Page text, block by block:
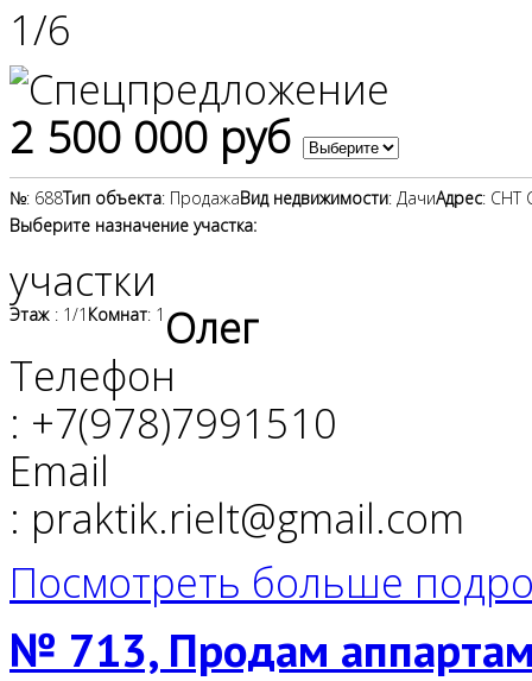
1/6
2 500 000 руб
№: 688Тип объекта: ПродажаВид недвижимости: ДачиАдрес: СНТ
Выберите назначение участка:
участки
Этаж : 1/1 Комнат: 1 Олег
Телефон
: +7(978)7991510
Email
: praktik.rielt@gmail.com
Посмотреть больше
№ 713, Продам